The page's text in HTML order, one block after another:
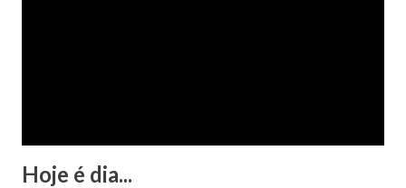
Hoje é dia...